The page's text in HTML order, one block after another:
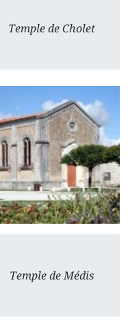
Temple de Cholet
Temple de Médis